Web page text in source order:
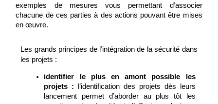
exemples de mesures vous permettant d’associer
chacune de ces parties à des actions pouvant être mises
en œuvre.
Les grands principes de l’intégration de la sécurité dans
les projets :
identifier le plus en amont possible les
projets :
l’identification des projets dès leurs
lancement permet d’aborder au plus tôt les